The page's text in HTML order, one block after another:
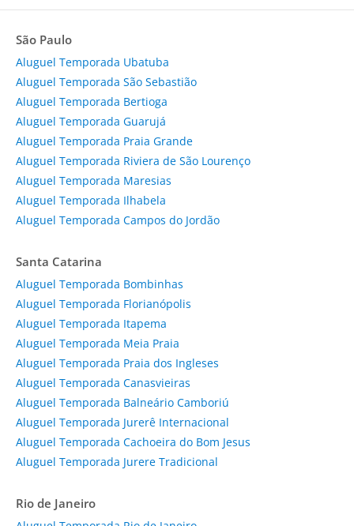
São Paulo
Aluguel Temporada Ubatuba
Aluguel Temporada São Sebastião
Aluguel Temporada Bertioga
Aluguel Temporada Guarujá
Aluguel Temporada Praia Grande
Aluguel Temporada Riviera de São Lourenço
Aluguel Temporada Maresias
Aluguel Temporada Ilhabela
Aluguel Temporada Campos do Jordão
Santa Catarina
Aluguel Temporada Bombinhas
Aluguel Temporada Florianópolis
Aluguel Temporada Itapema
Aluguel Temporada Meia Praia
Aluguel Temporada Praia dos Ingleses
Aluguel Temporada Canasvieiras
Aluguel Temporada Balneário Camboriú
Aluguel Temporada Jurerê Internacional
Aluguel Temporada Cachoeira do Bom Jesus
Aluguel Temporada Jurere Tradicional
Rio de Janeiro